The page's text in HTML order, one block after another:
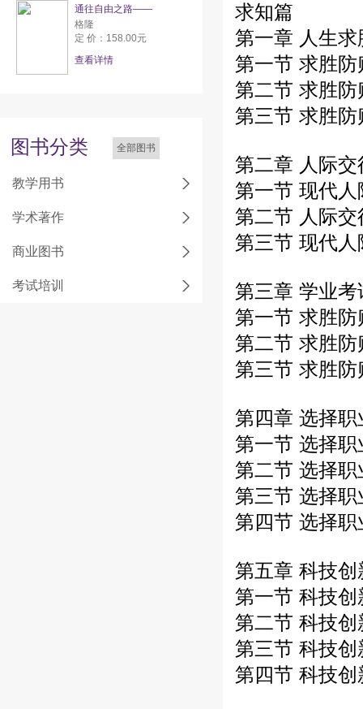
通往自由之路——
格隆
定 价：158.00元
查看详情
图书分类 全部图书
教学用书
学术著作
商业图书
考试培训
求知篇
第一章 人生
第一节 求胜
第二节 求胜
第三节 求胜
第二章 人际
第一节 现代
第二节 人际
第三节 现代
第三章 学业
第一节 求胜
第二节 求胜
第三节 求胜
第四章 选择
第一节 选择
第二节 选择
第三节 选择
第四节 选择
第五章 科技
第一节 科技
第二节 科技
第三节 科技
第四节 科技